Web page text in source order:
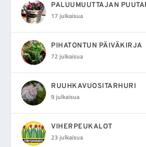
PALUUMUUTTAJAN
17 julkaisua
PIHATONTUN PÄIVÄKIRJA
72 julkaisua
RUUHKAVUOSITARHURI
9 julkaisua
VIHERPEUKALOT
23 julkaisua